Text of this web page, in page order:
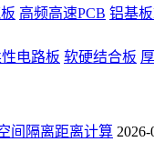
高频高速PCB 铝基
电路板 软硬结合板
间隔离距离计算 2026-